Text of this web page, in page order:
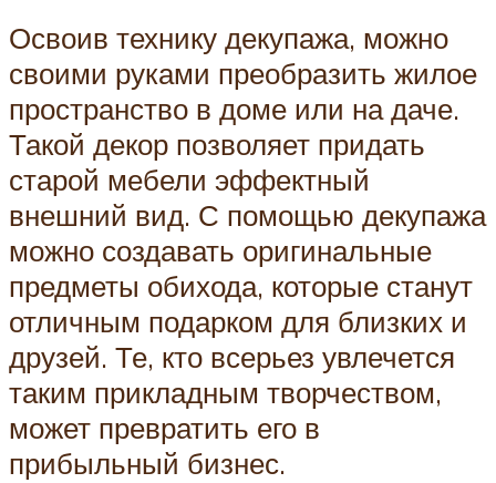
Освоив технику декупажа, можно
своими руками преобразить жилое
пространство в доме или на даче.
Такой декор позволяет придать
старой мебели эффектный
внешний вид. С помощью декупажа
можно создавать оригинальные
предметы обихода, которые станут
отличным подарком для близких и
друзей. Те, кто всерьез увлечется
таким прикладным творчеством,
может превратить его в
прибыльный бизнес.